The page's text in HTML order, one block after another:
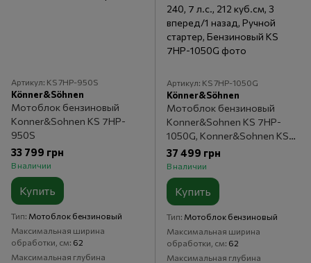
Артикул: KS 7HP-950S
Könner&Söhnen
Мотоблок бензиновый
Konner&Sohnen KS 7HP-
950S
33 799 грн
В наличии
Купить
Тип Мотоблок бензиновый
Максимальная ширина
обработки, см 62
Максимальная глубина
Артикул: KS 7HP-1050G
Könner&Söhnen
Мотоблок бензиновый
Konner&Sohnen KS 7HP-
1050G, Konner&Sohnen KS
240, 7 л.с., 212 куб.см, 3
вперед/1 назад, Ручной
стартер, Бензиновый
37 499 грн
В наличии
Купить
Тип Мотоблок бензиновый
Максимальная ширина
обработки, см 62
Максимальная глубина